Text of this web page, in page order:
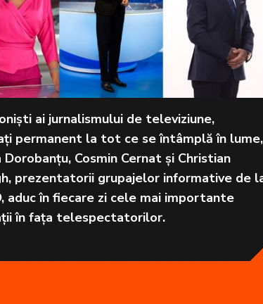
ai jurnalismului de televiziune,
permanent la tot ce se întâmplă în lume,
Dorobanțu, Cosmin Cernat și Christian
prezentatorii grupajelor informative de
aduc în fiecare zi cele mai importante
în fața telespectatorilor.